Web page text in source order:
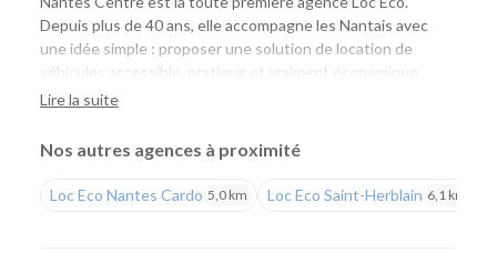
Depuis plus de 40 ans, elle accompagne les Nantais avec
une idée simple : proposer une solution de location de
véhicules accessible, pratique et vraiment économique.
Aujourd'hui, Loc Eco met à disposition près de 1 000
répondre aux besoins des particuliers comme des
professionnels.
Louer un véhicule uniquement lorsque vous en avez
Lire la suite
Nos autres agences à proximité
Loc Eco Nantes Cardo 5,0 km Loc Eco Saint-Herblain 6,1 km